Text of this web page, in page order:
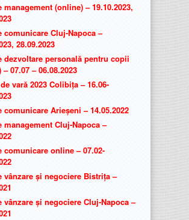
management (online) – 19.10.2023,
comunicare Cluj-Napoca –
28.09.2023
dezvoltare personală pentru copii
07.07 – 06.08.2023
vară 2023 Colibița – 16.06-
comunicare Arieșeni – 14.05.2022
management Cluj-Napoca –
comunicare online – 07.02-
vânzare și negociere Bistrița –
vânzare și negociere Cluj-Napoca –